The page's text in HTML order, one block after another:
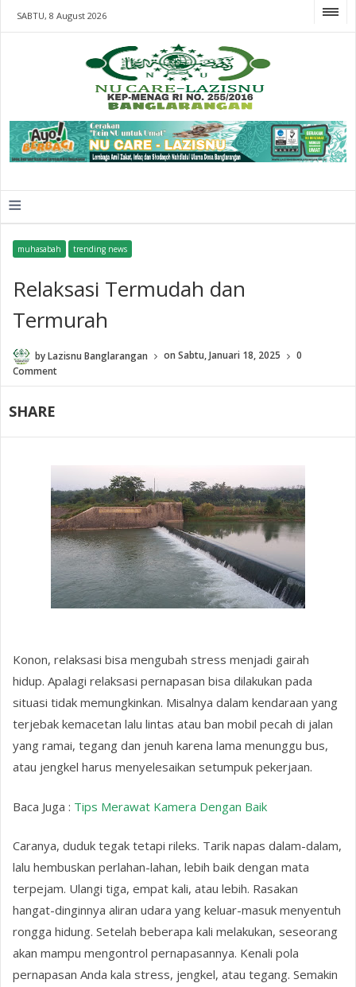
SABTU, 8 August 2026
≡
muhasabah trending news
Relaksasi Termudah dan
Termurah
byLazisnu Banglarangan onSabtu, Januari 18, 2025
0
Comment
SHARE
Konon, relaksasi bisa mengubah stress menjadi gairah
hidup. Apalagi relaksasi pernapasan bisa dilakukan pada
situasi tidak memungkinkan. Misalnya dalam kendaraan yang
terjebak kemacetan lalu lintas atau ban mobil pecah di jalan
yang ramai, tegang dan jenuh karena lama menunggu bus,
atau jengkel harus menyelesaikan setumpuk pekerjaan.
Baca Juga : Tips Merawat Kamera Dengan Baik
Caranya, duduk tegak tetapi rileks. Tarik napas dalam-dalam,
lalu hembuskan perlahan-lahan, lebih baik dengan mata
terpejam. Ulangi tiga, empat kali, atau lebih. Rasakan
hangat-dinginnya aliran udara yang keluar-masuk menyentuh
rongga hidung. Setelah beberapa kali melakukan, seseorang
akan mampu mengontrol pernapasannya. Kenali pola
pernapasan Anda kala stress, jengkel, atau tegang. Semakin